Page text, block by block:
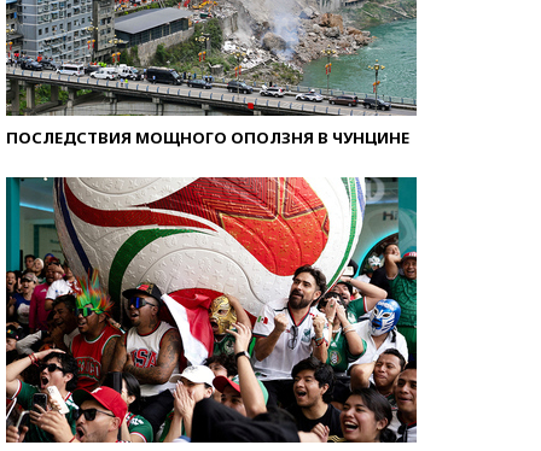
ПОСЛЕДСТВИЯ МОЩНОГО ОПОЛЗНЯ В ЧУНЦИНЕ